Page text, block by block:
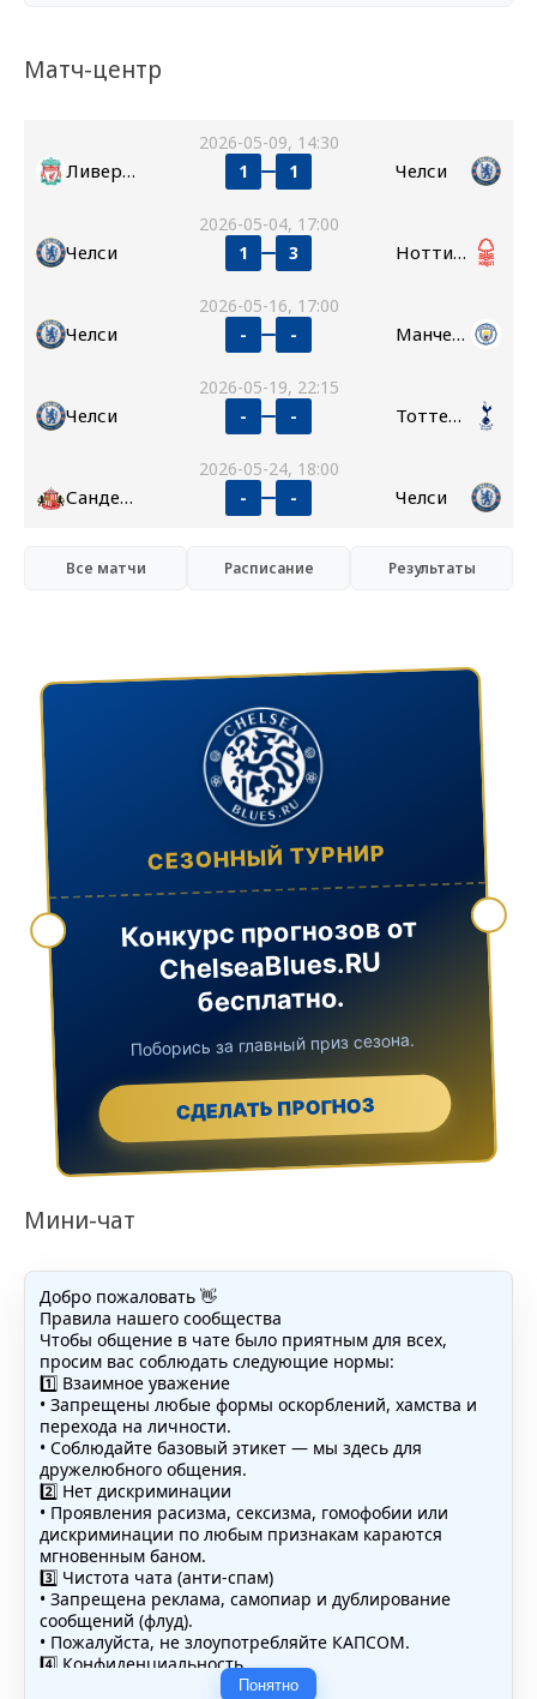
Матч-центр
2026-05-09, 14:30
Ливерпуль 1 1 Челси
2026-05-04, 17:00
Челси 1 3 Ноттингем Форест
2026-05-16, 17:00
Челси - - Манчестер Сити
2026-05-19, 22:15
Челси - - Тоттенхэм
2026-05-24, 18:00
Сандерленд - - Челси
Все матчи Расписание Результаты
СЕЗОННЫЙ ТУРНИР
Конкурс прогнозов от
ChelseaBlues.RU
бесплатно.
Поборись за главный приз сезона.
СДЕЛАТЬ ПРОГНОЗ
Мини-чат
Добро пожаловать 👋
Правила нашего сообщества
Чтобы общение в чате было приятным для всех,
просим вас соблюдать следующие нормы:
1️⃣ Взаимное уважение
• Запрещены любые формы оскорблений, хамства и
перехода на личности.
• Соблюдайте базовый этикет — мы здесь для
дружелюбного общения.
2️⃣ Нет дискриминации
• Проявления расизма, сексизма, гомофобии или
дискриминации по любым признакам караются
мгновенным баном.
3️⃣ Чистота чата (анти-спам)
• Запрещена реклама, самопиар и дублирование
сообщений (флуд).
• Пожалуйста, не злоупотребляйте КАПСОМ.
4️⃣ Конфиденциальность
• Не публикуйте личные данные — свои или чужие
Понятно